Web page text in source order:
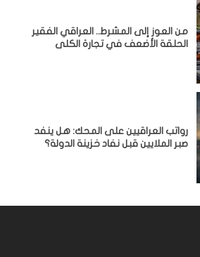
من العوز إلى المشرط.. العراقي الفقير
الحلقة الأضعف في تجارة الكلى
رواتب العراقيين على المحك: هل ينفد
صبر الملايين قبل نفاد خزينة الدولة؟